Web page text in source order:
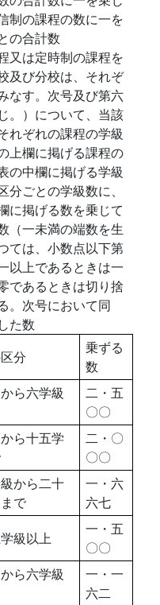
制の課程の数に一を
の合計数
又は定時制の課程を
及び分校は、それぞ
なす。次号及び第六
。）について、当該
れぞれの課程の学級
上欄に掲げる課程の
の中欄に掲げる学級
分ごとの学級数に、
に掲げる数を乗じて
（一未満の端数を生
ては、小数点以下第
以上であるときは一
であるときは切り捨
。次号において同
た数
分
乗ずる
数
ら六学級
二・五
〇〇
ら十五学
二・〇
〇〇
から二十
で
一・六
六七
級以上
一・五
〇〇
ら六学級
一・一
六二